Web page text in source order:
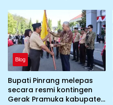
yang tidak memenuhi
syarat standar dan
persyaratan teknis
Blog
Bupati Pinrang melepas
secara resmi kontingen
Gerak Pramuka kabupaten